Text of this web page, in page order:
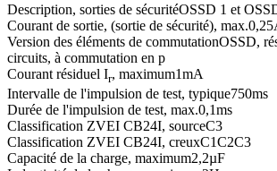
Description, sorties de sécuritéOSSD 1 et
Courant de sortie, (sortie de sécurité), max.0,25
Version des éléments de commutationOSSD,
circuits, à commutation en p
Courant résiduel Ir, maximum1mA
Intervalle de l'impulsion de test, typique750ms
Durée de l'impulsion de test, max.0,1ms
Classification ZVEI CB24I, sourceC3
Classification ZVEI CB24I, creuxC1C2C3
Capacité de la charge, maximum2,2µF